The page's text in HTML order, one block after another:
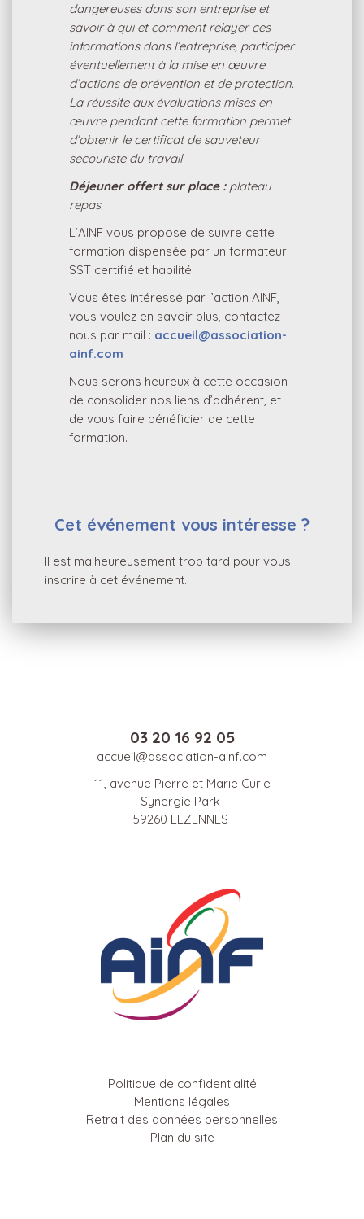
dangereuses dans son entreprise et
savoir à qui et comment relayer ces
informations dans l’entreprise, participer
éventuellement à la mise en œuvre
d’actions de prévention et de protection.
La réussite aux évaluations mises en
œuvre pendant cette formation permet
d’obtenir le certificat de sauveteur
secouriste du travail
Déjeuner offert sur place :plateau
repas.
L’AINF vous propose de suivre cette
formation dispensée par un formateur
SST certifié et habilité.
Vous êtes intéressé par l’action AINF,
vous voulez en savoir plus, contactez-
nous par mail : accueil@association-
ainf.com
Nous serons heureux à cette occasion
de consolider nos liens d’adhérent, et
de vous faire bénéficier de cette
formation.
Cet événement vous intéresse ?
Il est malheureusement trop tard pour vous
inscrire à cet événement.
03 20 16 92 05
accueil@association-ainf.com
11, avenue Pierre et Marie Curie
Synergie Park
59260 LEZENNES
Politique de confidentialité
Mentions légales
Retrait des données personnelles
Plan du site